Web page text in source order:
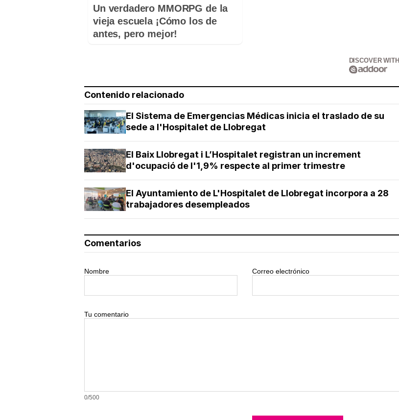
Un verdadero MMORPG de la
vieja escuela ¡Cómo los de
antes, pero mejor!
DISCOVER WITH
Contenido relacionado
El Sistema de Emergencias Médicas inicia el traslado de su
sede a l'Hospitalet de Llobregat
El Baix Llobregat i L’Hospitalet registran un increment
d'ocupació de l'1,9% respecte al primer trimestre
El Ayuntamiento de L'Hospitalet de Llobregat incorpora a 28
trabajadores desempleados
Comentarios
Nombre Correo electrónico
Tu comentario
0/500